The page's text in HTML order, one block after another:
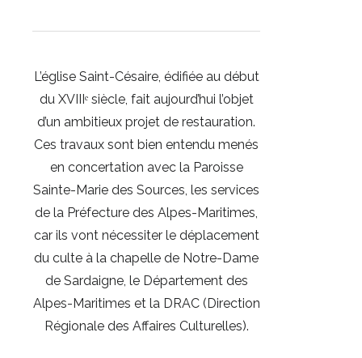
L’église Saint-Césaire, édifiée au début
du XVIIIᵉ siècle, fait aujourd’hui l’objet
d’un ambitieux projet de restauration.
Ces travaux sont bien entendu menés
en concertation avec la Paroisse
Sainte-Marie des Sources, les services
de la Préfecture des Alpes-Maritimes,
car ils vont nécessiter le déplacement
du culte à la chapelle de Notre-Dame
de Sardaigne, le Département des
Alpes-Maritimes et la DRAC (Direction
Régionale des Affaires Culturelles).